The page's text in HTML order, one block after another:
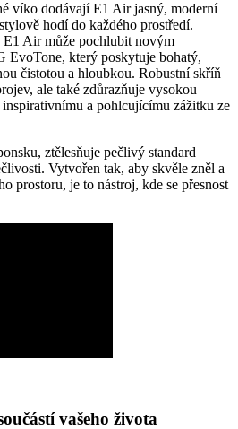
víko dodávají E1 Air jasný, moderní
hodí do každého prostředí.
E1 Air může pochlubit novým
EvoTone, který poskytuje bohatý,
čistotou a hloubkou. Robustní skříň
ale také zdůrazňuje vysokou
a pohlcujícímu zážitku ze
ztělesňuje pečlivý standard
Vytvořen tak, aby skvěle zněl a
prostoru, je to nástroj, kde se přesnost
vašeho života